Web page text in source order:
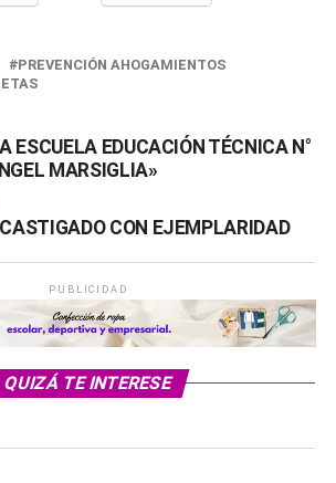
PREVENCIÓN AHOGAMIENTOS
ESCUELA EDUCACIÓN TÉCNICA N°
MARSIGLIA»
CON EJEMPLARIDAD
PUBLICIDAD
QUIZÁ TE INTERESE